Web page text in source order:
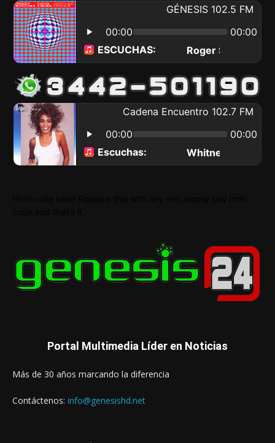
Portal Multimedia Líder en Noticias
Más de 30 años marcando la diferencia
Contáctenos: info@genesishd.net